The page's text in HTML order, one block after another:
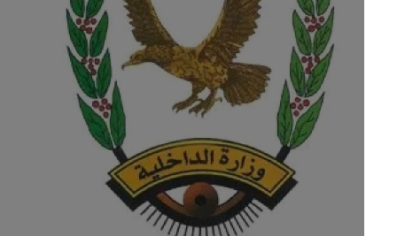
ثقافة وفن
التقارير والحوارات
مؤسسة حدث اليوم